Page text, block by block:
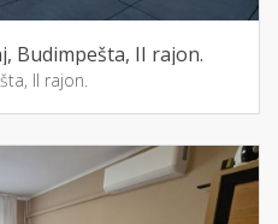
Budimpešta, II rajon.
II rajon.